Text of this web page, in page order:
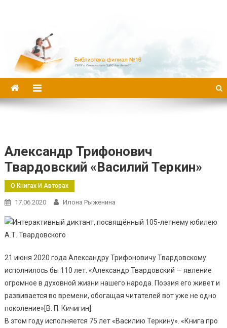
Александр Трифонович
Твардовский «Василий Теркин»
О Книгах И Авторах
17.06.2020 Илона Рыженина
21 июня 2020 года Александру Трифоновичу Твардовскому
исполнилось бы 110 лет. «Александр Твардовский — явление
огромное в духовной жизни нашего народа. Поэзия его живет и
развивается во времени, обогащая читателей вот уже не одно
поколение»[В. П. Кичигин].
В этом году исполняется 75 лет «Василию Теркину». «Книга про